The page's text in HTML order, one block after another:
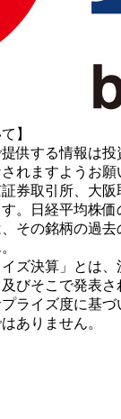
】
供する情報は
れますようお願
券取引所、大阪
。日経平均株
その銘柄の過
ズ決算」とは
びそこで発表
ライズ度に基
ありません。